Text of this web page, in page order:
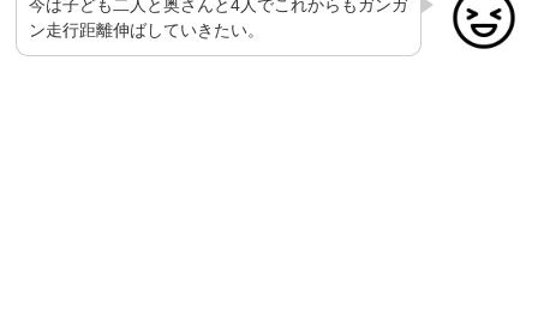
今は子ども二人と奥さんと4人でこれからもガンガ
ン走行距離伸ばしていきたい。